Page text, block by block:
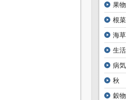
果物
根
海草
生活
病気
秋
穀物